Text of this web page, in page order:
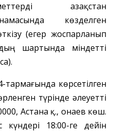
Қазақстан
көзделген
(егер жоспарланып
шартында міндетті
көрсетілген
түрінде әлеуетті
Астана қ., Қонаев көш.
18:00-ге дейін